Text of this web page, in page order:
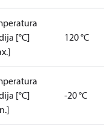
[°C]
120 °C
[°C]
-20 °C